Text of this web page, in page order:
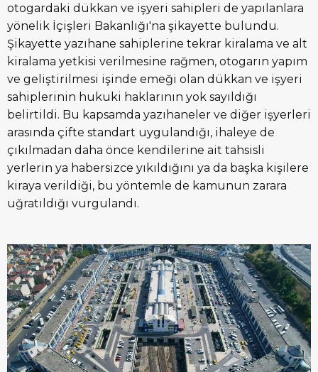
otogardaki dükkan ve işyeri sahipleri de yapılanlara
yönelik İçişleri Bakanlığı'na şikayette bulundu.
Şikayette yazıhane sahiplerine tekrar kiralama ve alt
kiralama yetkisi verilmesine rağmen, otogarın yapım
ve geliştirilmesi işinde emeği olan dükkan ve işyeri
sahiplerinin hukuki haklarının yok sayıldığı
belirtildi. Bu kapsamda yazıhaneler ve diğer işyerleri
arasında çifte standart uygulandığı, ihaleye de
çıkılmadan daha önce kendilerine ait tahsisli
yerlerin ya habersizce yıkıldığını ya da başka kişilere
kiraya verildiği, bu yöntemle de kamunun zarara
uğratıldığı vurgulandı.